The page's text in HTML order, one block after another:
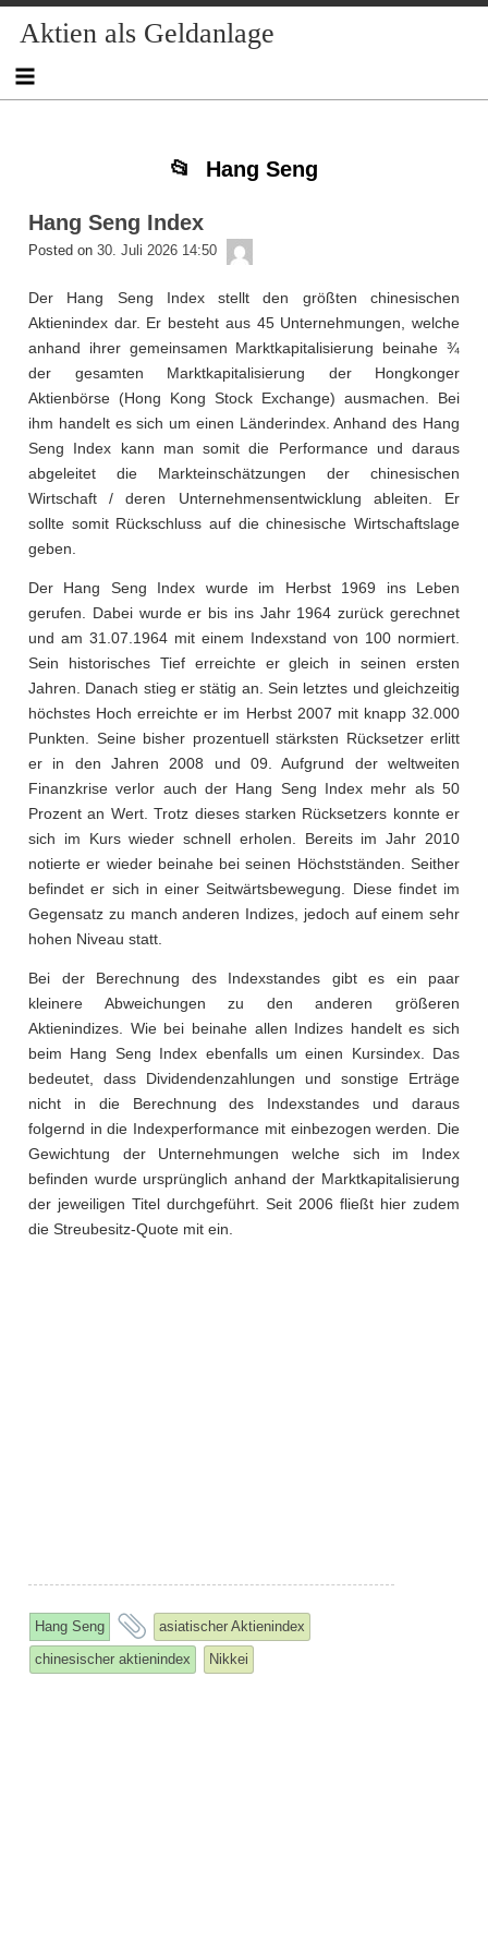
to
content
to
NAV_MENU-
to
NAV_MENU-
to
NAV_MENU-
to
MSCHANDL
to
TEXT-
to
TEXT-
to
TEXT-
Aktien als Geldanlage
Hang Seng
Hang Seng Index
Posted on 30. Juli 2026 14:50
Der Hang Seng Index stellt den größten chinesischen
Aktienindex dar. Er besteht aus 45 Unternehmungen, welche
anhand ihrer gemeinsamen Marktkapitalisierung beinahe ¾
der gesamten Marktkapitalisierung der Hongkonger
Aktienbörse (Hong Kong Stock Exchange) ausmachen. Bei
ihm handelt es sich um einen Länderindex. Anhand des Hang
Seng Index kann man somit die Performance und daraus
abgeleitet die Markteinschätzungen der chinesischen
Wirtschaft / deren Unternehmensentwicklung ableiten. Er
sollte somit Rückschluss auf die chinesische Wirtschaftslage
geben.
Der Hang Seng Index wurde im Herbst 1969 ins Leben
gerufen. Dabei wurde er bis ins Jahr 1964 zurück gerechnet
und am 31.07.1964 mit einem Indexstand von 100 normiert.
Sein historisches Tief erreichte er gleich in seinen ersten
Jahren. Danach stieg er stätig an. Sein letztes und gleichzeitig
höchstes Hoch erreichte er im Herbst 2007 mit knapp 32.000
Punkten. Seine bisher prozentuell stärksten Rücksetzer erlitt
er in den Jahren 2008 und 09. Aufgrund der weltweiten
Finanzkrise verlor auch der Hang Seng Index mehr als 50
Prozent an Wert. Trotz dieses starken Rücksetzers konnte er
sich im Kurs wieder schnell erholen. Bereits im Jahr 2010
notierte er wieder beinahe bei seinen Höchstständen. Seither
befindet er sich in einer Seitwärtsbewegung. Diese findet im
Gegensatz zu manch anderen Indizes, jedoch auf einem sehr
hohen Niveau statt.
Bei der Berechnung des Indexstandes gibt es ein paar
kleinere Abweichungen zu den anderen größeren
Aktienindizes. Wie bei beinahe allen Indizes handelt es sich
beim Hang Seng Index ebenfalls um einen Kursindex. Das
bedeutet, dass Dividendenzahlungen und sonstige Erträge
nicht in die Berechnung des Indexstandes und daraus
folgernd in die Indexperformance mit einbezogen werden. Die
Gewichtung der Unternehmungen welche sich im Index
befinden wurde ursprünglich anhand der Marktkapitalisierung
der jeweiligen Titel durchgeführt. Seit 2006 fließt hier zudem
die Streubesitz-Quote mit ein.
Hang Seng
and
tagged
asiatischer Aktienindex
chinesischer aktienindex
Nikkei